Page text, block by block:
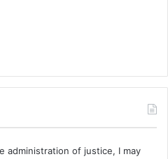
administration of justice, I may